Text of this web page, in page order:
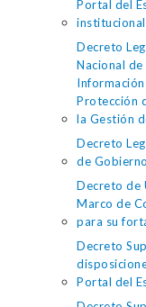
Portal del
Decreto
Nacional de
Protección
la Gestión
Decreto
de
Decreto de
Marco de
para su
Decreto
Portal del